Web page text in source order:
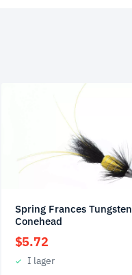
Spring Frances Tungsten
Conehead
$5.72
I lager